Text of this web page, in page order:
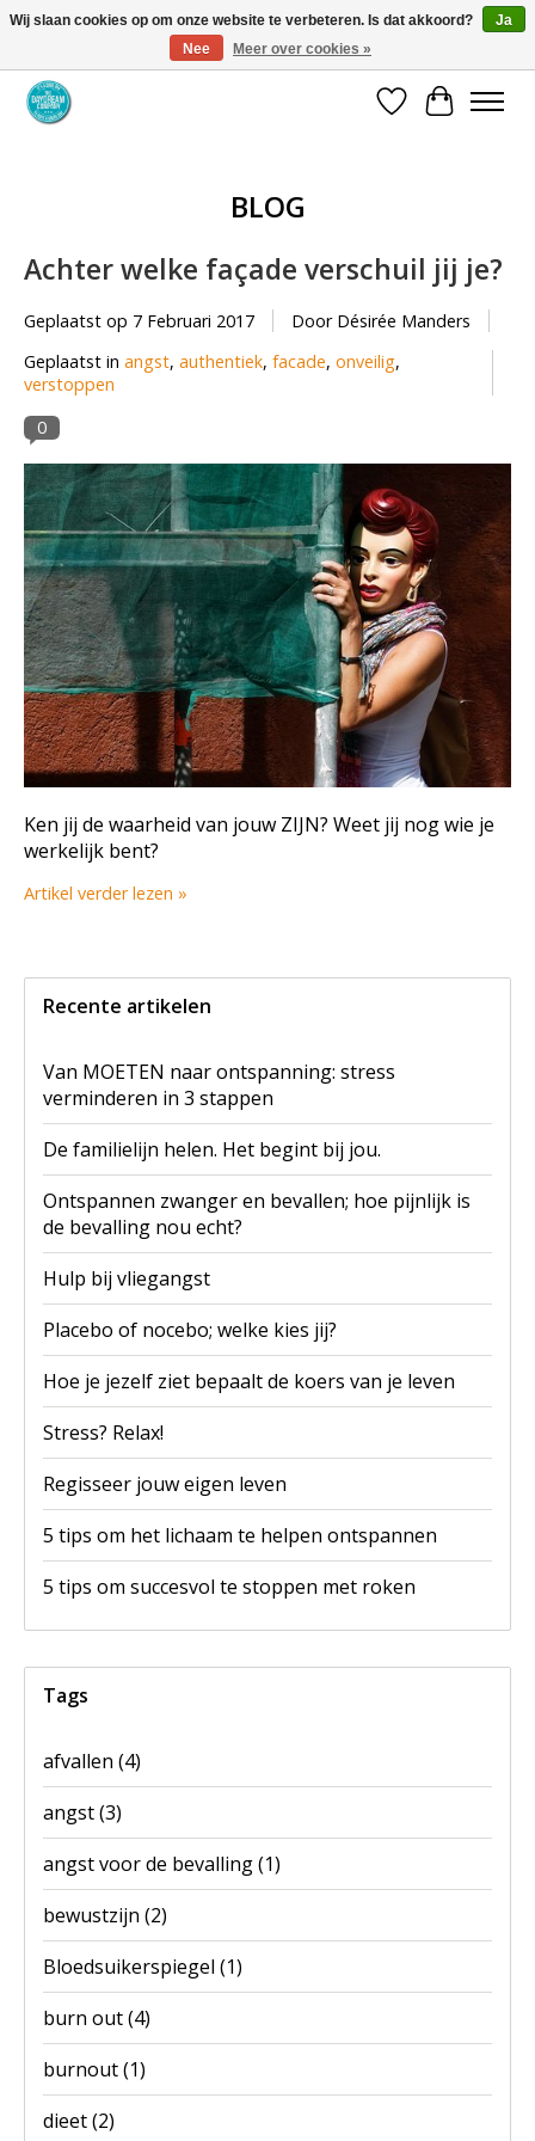
Coaching via download. Effectief en voordelig.
Verlanglijst
BLOG
Achter welke façade verschuil jij je?
Geplaatst op 7 Februari 2017
Door Désirée Manders
Geplaatst in angst, authentiek, facade, onveilig,
verstoppen
0
Ken jij de waarheid van jouw ZIJN? Weet jij nog wie je
werkelijk bent?
Artikel verder lezen »
Recente artikelen
Van MOETEN naar ontspanning: stress
verminderen in 3 stappen
De familielijn helen. Het begint bij jou.
Ontspannen zwanger en bevallen; hoe pijnlijk is
de bevalling nou echt?
Hulp bij vliegangst
Placebo of nocebo; welke kies jij?
Hoe je jezelf ziet bepaalt de koers van je leven
Stress? Relax!
Regisseer jouw eigen leven
5 tips om het lichaam te helpen ontspannen
5 tips om succesvol te stoppen met roken
Tags
afvallen (4)
angst(3)
angst voor de bevalling(1)
bewustzijn (2)
Bloedsuikerspiegel (1)
burn out(4)
burnout(1)
dieet(2)
Wij slaan cookies op om onze website te verbeteren. Is dat akkoord?
Ja
Nee
Meer over cookies »